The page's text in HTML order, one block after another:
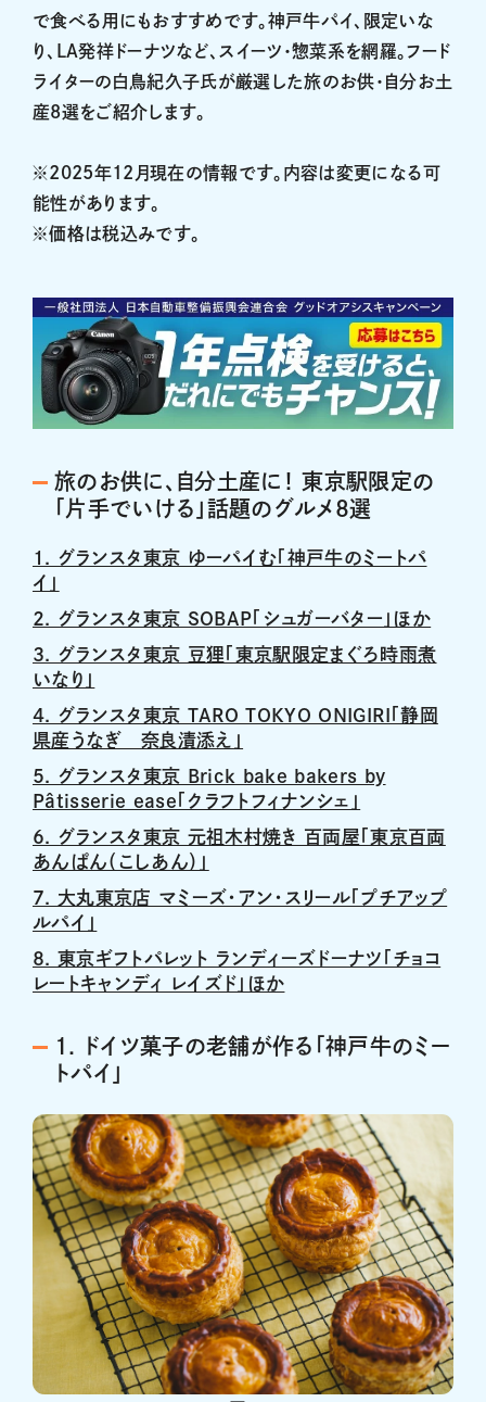
で食べる用にもおすすめです。神戸牛パイ、限定いな
り、LA発祥ドーナツなど、スイーツ・惣菜系を網羅。フード
ライターの白鳥紀久子氏が厳選した旅のお供・自分お土
産8選をご紹介します。
※2025年12月現在の情報です。内容は変更になる可
能性があります。
※価格は税込みです。
旅のお供に、自分土産に！ 東京駅限定の
「片手でいける」話題のグルメ8選
1. グランスタ東京 ゆーパイむ「神戸牛のミートパ
イ」
2. グランスタ東京 SOBAP「シュガーバター」ほか
3. グランスタ東京 豆狸「東京駅限定まぐろ時雨煮
いなり」
4. グランスタ東京 TARO TOKYO ONIGIRI「静岡
県産うなぎ 奈良漬添え」
5. グランスタ東京 Brick bake bakers by
Pâtisserie ease「クラフトフィナンシェ」
6. グランスタ東京 元祖木村焼き 百両屋「東京百両
あんぱん（こしあん）」
7. 大丸東京店 マミーズ・アン・スリール「プチアップ
ルパイ」
8. 東京ギフトパレット ランディーズドーナツ「チョコ
レートキャンディ レイズド」ほか
1. ドイツ菓子の老舗が作る「神戸牛のミー
トパイ」